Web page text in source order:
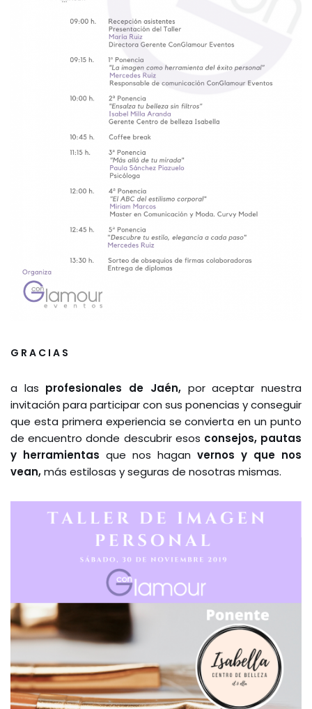
G R A C I A S
a las profesionales de Jaén, por aceptar nuestra
invitación para participar con sus ponencias y conseguir
que esta primera experiencia se convierta en un punto
de encuentro donde descubrir esos consejos, pautas
y herramientas que nos hagan vernos y que nos
vean,más estilosas y seguras de nosotras mismas.